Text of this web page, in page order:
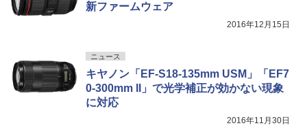
新ファームウェア
2016年12月15日
ニュース
キヤノン「EF-S18-135mm USM」「EF7
0-300mm II」で光学補正が効かない現象
に対応
2016年11月30日